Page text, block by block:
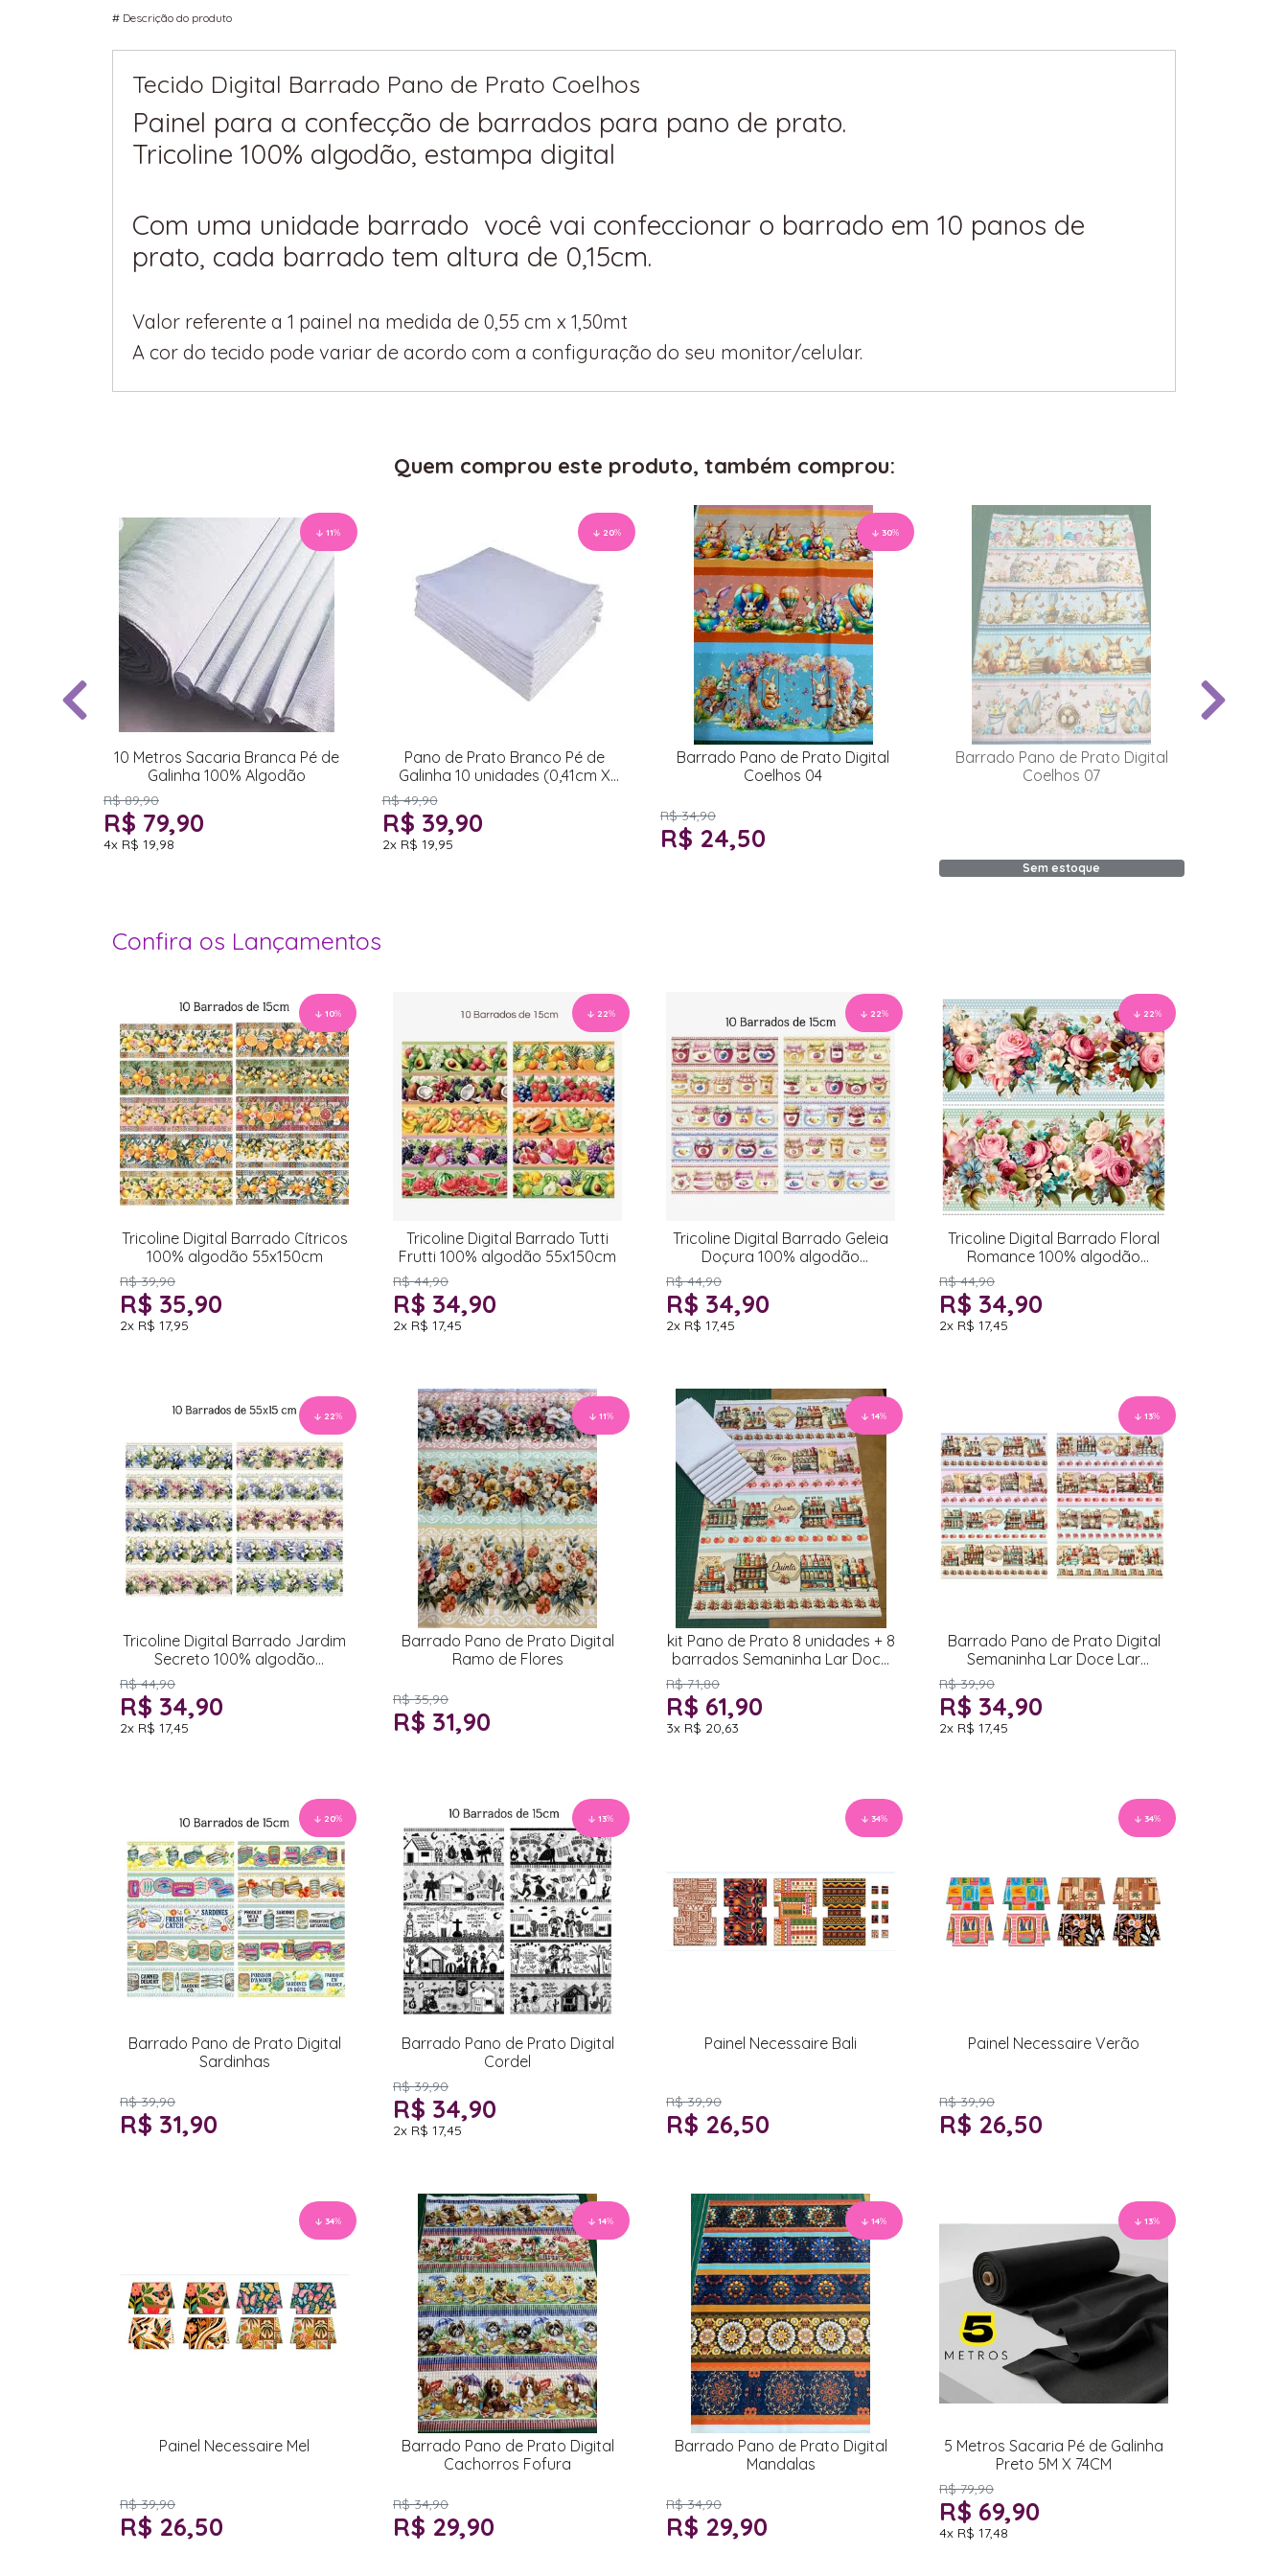
# Descrição do produto
Tecido Digital Barrado Pano de Prato Coelhos
Painel para a confecção de barrados para pano de prato.
Tricoline 100% algodão, estampa digital
Com uma unidade barrado você vai confeccionar o barrado em 10 panos de
prato, cada barrado tem altura de 0,15cm.
Valor referente a 1 painel na medida de 0,55 cm x 1,50mt
A cor do tecido pode variar de acordo com a configuração do seu monitor/celular.
Quem comprou este produto, também comprou:
11%
10 Metros Sacaria Branca Pé de
Galinha 100% Algodão
R$ 89,90
R$ 79,90
4x R$ 19,98
20%
Pano de Prato Branco Pé de
Galinha 10 unidades (0,41cm X
R$ 49,90
R$ 39,90
2x R$ 19,95
30%
Barrado Pano de Prato Digital
Coelhos 04
R$ 34,90
R$ 24,50
Barrado Pano de Prato Digital
Coelhos 07
Sem estoque
Confira os Lançamentos
10%
Tricoline Digital Barrado Cítricos
100% algodão 55x150cm
R$ 39,90
R$ 35,90
2x R$ 17,95
22%
Tricoline Digital Barrado Tutti
Frutti 100% algodão 55x150cm
R$ 44,90
R$ 34,90
2x R$ 17,45
22%
Tricoline Digital Barrado Geleia
Doçura 100% algodão
R$ 44,90
R$ 34,90
2x R$ 17,45
22%
Tricoline Digital Barrado Floral
Romance 100% algodão
R$ 44,90
R$ 34,90
2x R$ 17,45
22%
Tricoline Digital Barrado Jardim
Secreto 100% algodão
R$ 44,90
R$ 34,90
2x R$ 17,45
11%
Barrado Pano de Prato Digital
Ramo de Flores
R$ 35,90
R$ 31,90
14%
kit Pano de Prato 8 unidades + 8
barrados Semaninha Lar Doce
R$ 71,80
R$ 61,90
3x R$ 20,63
13%
Barrado Pano de Prato Digital
Semaninha Lar Doce Lar
R$ 39,90
R$ 34,90
2x R$ 17,45
20%
Barrado Pano de Prato Digital
Sardinhas
R$ 39,90
R$ 31,90
13%
Barrado Pano de Prato Digital
Cordel
R$ 39,90
R$ 34,90
2x R$ 17,45
34%
Painel Necessaire Bali
R$ 39,90
R$ 26,50
34%
Painel Necessaire Verão
R$ 39,90
R$ 26,50
34%
Painel Necessaire Mel
R$ 39,90
R$ 26,50
14%
Barrado Pano de Prato Digital
Cachorros Fofura
R$ 34,90
R$ 29,90
14%
Barrado Pano de Prato Digital
Mandalas
R$ 34,90
R$ 29,90
13%
5 Metros Sacaria Pé de Galinha
Preto 5M X 74CM
R$ 79,90
R$ 69,90
4x R$ 17,48